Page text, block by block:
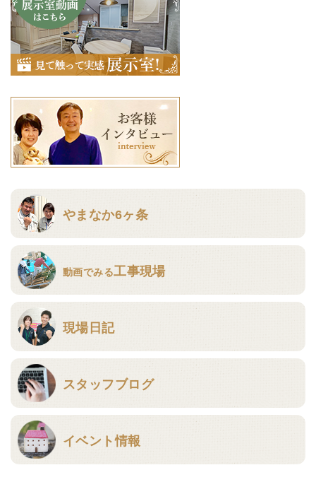
やまなか6ヶ条
動画でみる工事現場
現場日記
スタッフブログ
イベント情報